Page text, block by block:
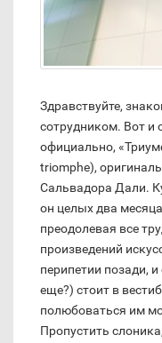
Здравствуйте,
сотрудником. Вот и
официально,
triomphe),
Сальвадора Дали.
он целых два
преодолевая все
произведений
перипетии позади,
еще?) стоит в
полюбоваться им
Пропустить